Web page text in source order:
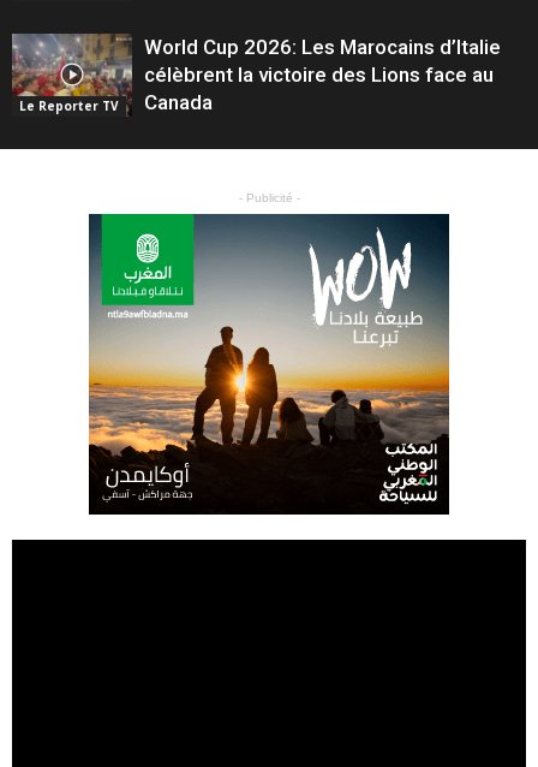
Le Reporter TV
World Cup 2026: Les Marocains d’Italie
célèbrent la victoire des Lions face au
Canada
- Publicité -